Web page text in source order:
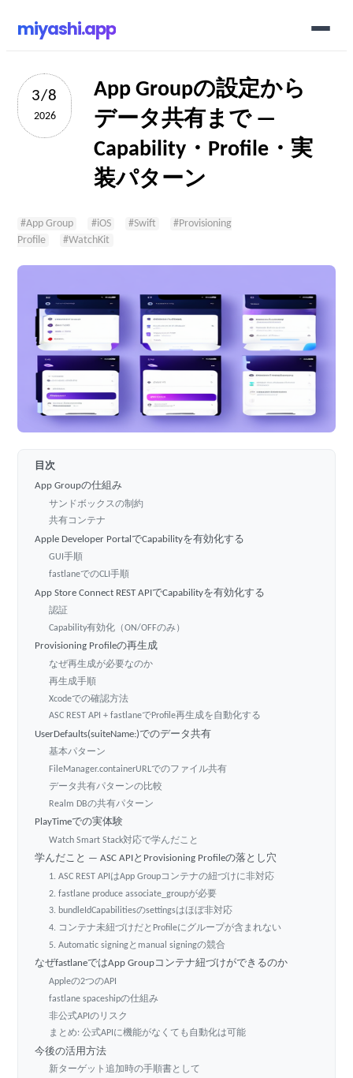
miyashi.app
3/8
2026
App Groupの設定から
データ共有まで —
Capability・Profile・実
装パターン
#App Group #iOS #Swift #Provisioning
Profile
#WatchKit
目次
App Groupの仕組み
サンドボックスの制約
共有コンテナ
Apple Developer PortalでCapabilityを有効化する
GUI手順
fastlaneでのCLI手順
App Store Connect REST APIでCapabilityを有効化する
認証
Capability有効化（ON/OFFのみ）
Provisioning Profileの再生成
なぜ再生成が必要なのか
再生成手順
Xcodeでの確認方法
ASC REST API + fastlaneでProfile再生成を自動化する
UserDefaults(suiteName:)でのデータ共有
基本パターン
FileManager.containerURLでのファイル共有
データ共有パターンの比較
Realm DBの共有パターン
PlayTimeでの実体験
Watch Smart Stack対応で学んだこと
学んだこと — ASC APIとProvisioning Profileの落とし穴
1. ASC REST APIはApp Groupコンテナの紐づけに非対応
2. fastlane produce associate_groupが必要
3. bundleIdCapabilitiesのsettingsはほぼ非対応
4. コンテナ未紐づけだとProfileにグループが含まれない
5. Automatic signingとmanual signingの競合
なぜfastlaneではApp Groupコンテナ紐づけができるのか
Appleの2つのAPI
fastlane spaceshipの仕組み
非公式APIのリスク
まとめ: 公式APIに機能がなくても自動化は可能
今後の活用方法
新ターゲット追加時の手順書として